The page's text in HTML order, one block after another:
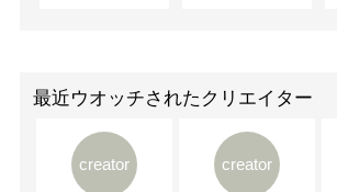
最近ウオッチされたクリエイター
creator creator